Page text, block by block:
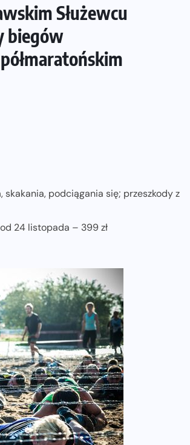
Służewcu
biegów
podciągania się; przeszkody z
24 listopada – 399 zł